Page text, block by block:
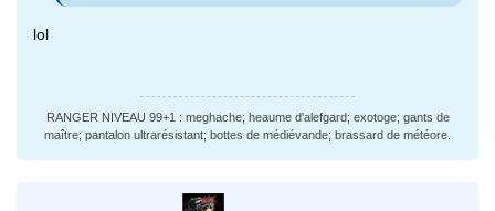
lol
RANGER NIVEAU 99+1 : meghache; heaume d'alefgard; exotoge; gants de
maître; pantalon ultrarésistant; bottes de médiévande; brassard de météore.